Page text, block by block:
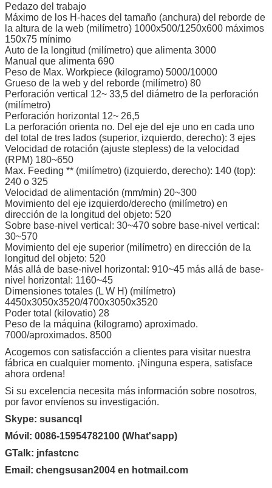
Pedazo del trabajo
Máximo de los H-haces del tamaño (anchura) del reborde de
la altura de la web (milímetro) 1000x500/1250x600 máximos
150x75 mínimo
Auto de la longitud (milímetro) que alimenta 3000
Manual que alimenta 690
Peso de Max. Workpiece (kilogramo) 5000/10000
Grueso de la web y del reborde (milímetro) 80
Perforación vertical 12~ 33,5 del diámetro de la perforación
(milímetro)
Perforación horizontal 12~ 26,5
La perforación orienta no. Del eje del eje uno en cada uno
del total de tres lados (superior, izquierdo, derecho): 3 ejes
Velocidad de rotación (ajuste stepless) de la velocidad
(RPM) 180~650
Max. Feeding ** (milímetro) (izquierdo, derecho): 140 (top):
240 o 325
Velocidad de alimentación (mm/min) 20~300
Movimiento del eje izquierdo/derecho (milímetro) en
dirección de la longitud del objeto: 520
Sobre base-nivel vertical: 30~470 sobre base-nivel vertical:
30~570
Movimiento del eje superior (milímetro) en dirección de la
longitud del objeto: 520
Más allá de base-nivel horizontal: 910~45 más allá de base-
nivel horizontal: 1160~45
Dimensiones totales (L W H) (milímetro)
4450x3050x3520/4700x3050x3520
Poder total (kilovatio) 28
Peso de la máquina (kilogramo) aproximado.
7000/aproximados. 8500
Acogemos con satisfacción a clientes para visitar nuestra
fábrica en cualquier momento. ¡Ninguna espera, satisface
ahora ordena!
Si su excelencia necesita más información sobre nosotros,
por favor envíenos su investigación.
Skype: susancql
Móvil: 0086-15954782100 (What'sapp)
GTalk: jnfastcnc
Email: chengsusan2004 en hotmail.com